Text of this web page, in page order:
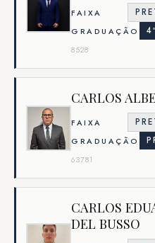
FAIXA
GRADUAÇÃO
8528
CARLOS
FAIXA
GRADUAÇÃO
63781
CARLOS
DEL BUSSO